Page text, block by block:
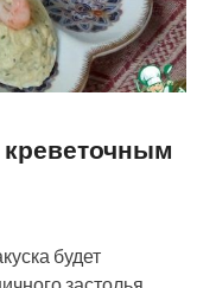
креветочным
будет